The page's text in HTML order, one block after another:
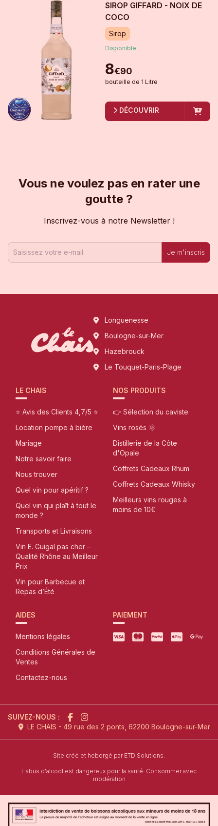
SIROP GIFFARD - NOIX DE
COCO
Sirop
Disponible
8€90
bouteille de 1 Litre
DÉCOUVRIR
Vous ne voulez pas en rater une
goutte ?
Inscrivez-vous à notre Newsletter !
Je m'inscris
Longuenesse
Boulogne-sur-Mer
Hazebrouck
Le Touquet-Paris-Plage
LE CHAIS
⭐ Avis des Clients 4,7/5 ⭐
Location pompe à bière
Mariage
Notre savoir faire
Nous trouver
Quel vin pour apéritif ?
Quel vin qui plaît à tout le
monde ?
Transports et Livraisons
Vin E. Guigal pas cher –
Qualité Rhône au Meilleur
Prix
Vin pour Barbecue et
Repas d’Été
NOS PRODUITS
👉 Sélection du caviste
Vins rosés 🌞
Distillerie de la Côte
d'Opale
Coffrets Cadeaux Rhum
Coffrets Cadeaux Whisky
Meilleurs vins rouges à
moins de 10€
AIDES
Mentions légales
Conditions Générales de
Ventes
Contactez-nous
PAIEMENT
SUIVEZ-NOUS :
LE CHAIS - 49 rue des 2 ponts, 62200 Boulogne-sur-Mer
Site créé et hebergé parl'agence de création de site
ETD Solutions.
L'abus d'alcool est dangereux pour la santé. Consommer avec
modération